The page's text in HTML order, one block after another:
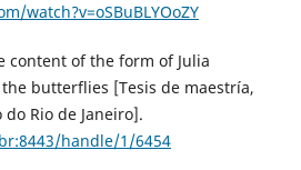
watch?v=oSBuBLYOoZY
content of the form of Julia
butterflies [Tesis de maestría,
Rio de Janeiro].
handle/1/6454